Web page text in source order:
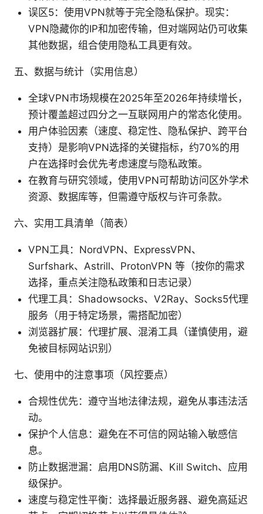
误区5：使用VPN就等于完全隐私保护。现实：
VPN隐藏你的IP和加密传输，但对端网站仍可收集
其他数据，组合使用隐私工具更有效。
五、数据与统计（实用信息）
全球VPN市场规模在2025年至2026年持续增长，
预计覆盖超过四分之一互联网用户的常态化使用。
用户体验因素（速度、稳定性、隐私保护、跨平台
支持）是影响VPN选择的关键指标，约70%的用
户在选择时会优先考虑速度与隐私政策。
在教育与研究领域，使用VPN可帮助访问区外学术
资源、数据库等，但需遵守版权与许可条款。
六、实用工具清单（简表）
VPN工具：NordVPN、ExpressVPN、
Surfshark、Astrill、ProtonVPN 等（按你的需求
选择，重点关注隐私政策和日志记录）
代理工具：Shadowsocks、V2Ray、Socks5代理
服务（用于特定场景，需搭配加密）
浏览器扩展：代理扩展、混淆工具（谨慎使用，避
免被目标网站识别）
七、使用中的注意事项（风控要点）
合规性优先：遵守当地法律法规，避免从事违法活
动。
保护个人信息：避免在不可信的网站输入敏感信
息。
防止数据泄漏：启用DNS防漏、Kill Switch、应用
级保护。
速度与稳定性平衡：选择最近服务器、避免高延迟